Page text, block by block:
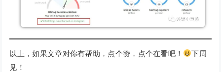
以上，如果文章对你有帮助，点个赞，点个在看吧！
下周
见！